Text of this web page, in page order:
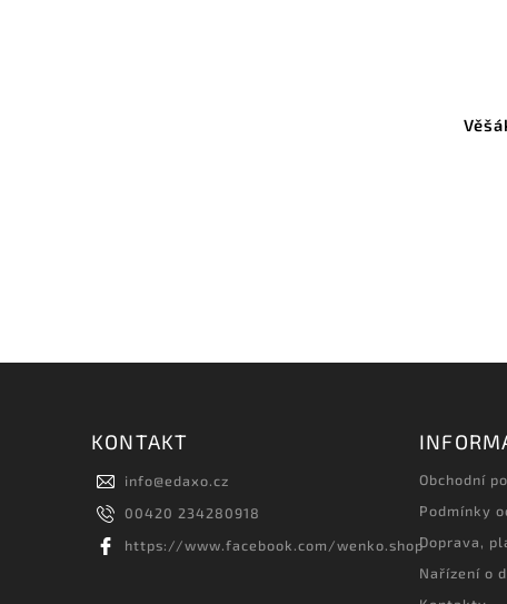
KONTAKT
info@edaxo.cz
00420 234280918
https://www.facebook.com/wenko.shop
Obchodní
Podmínky
Doprava,
Nařízení o